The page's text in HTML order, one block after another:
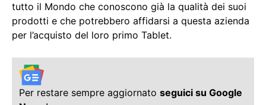
tutto il Mondo che conoscono già la qualità dei suoi
prodotti e che potrebbero affidarsi a questa azienda
per l’acquisto del loro primo Tablet.
Per restare sempre aggiornato seguici su Google